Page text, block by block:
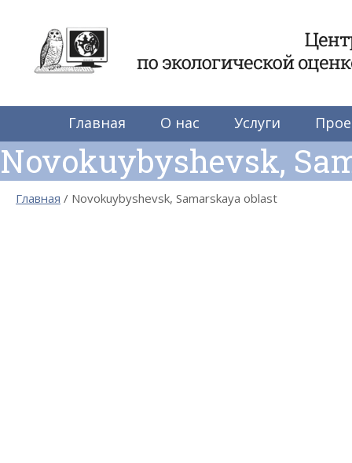
Центр по
Главная О нас Услуги
Novokuybyshevsk,
Главная Novokuybyshevsk, Samarskaya oblast